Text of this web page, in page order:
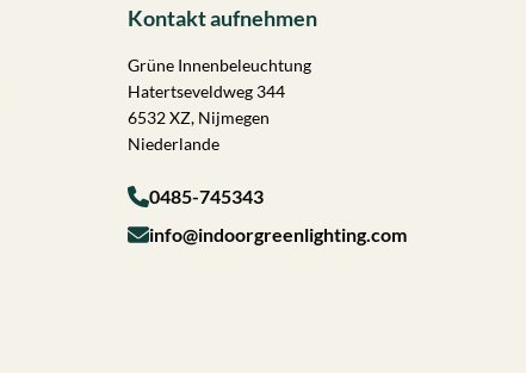
Kontakt aufnehmen
Grüne Innenbeleuchtung
Hatertseveldweg 344
6532 XZ, Nijmegen
Niederlande
0485-745343
info@indoorgreenlighting.com